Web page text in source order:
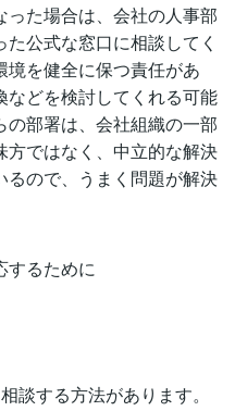
た場合は、会社の人事部
公式な窓口に相談してく
を健全に保つ責任があ
などを検討してくれる可能
部署は、会社組織の一部
方ではなく、中立的な解決
るので、うまく問題が解決
するために
談する方法があります。